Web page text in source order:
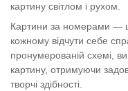
картину світлом і рухом.
Картини за номерами —
кожному відчути себе
пронумерованій схемі,
картину, отримуючи
творчі здібності.